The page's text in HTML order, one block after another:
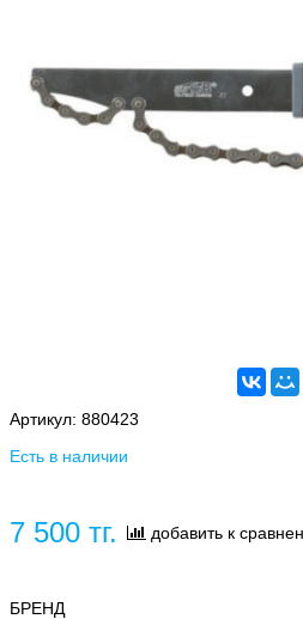
Артикул: 880423
Есть в наличии
7 500 тг. добавить к
БРЕНД